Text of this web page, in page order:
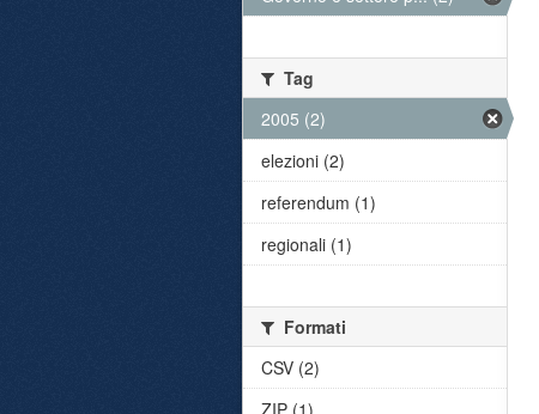
Tag
2005 (2)
elezioni (2)
referendum (1)
regionali (1)
Formati
CSV (2)
ZIP (1)